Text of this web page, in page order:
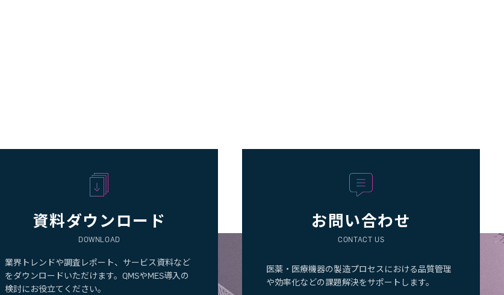
資料ダウンロード
DOWNLOAD
業界トレンドや調査レポート、サービス資料など
をダウンロードいただけます。QMSやMES導入の
検討にお役立てください。
お問い合わせ
CONTACT US
医薬・医療機器の製造プロセスにおける品質管理
や効率化などの課題解決をサポートします。